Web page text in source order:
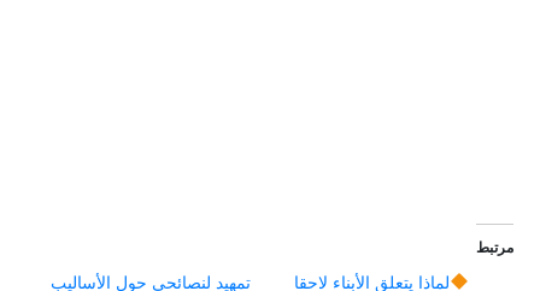
مرتبط
لماذا يتعلق الأبناء لاحقا تمهيد لنصائحي حول الأساليب